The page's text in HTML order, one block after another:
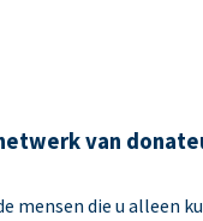
van
mensen die u alleen